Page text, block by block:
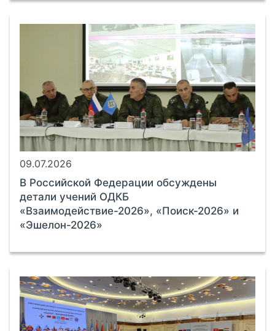
09.07.2026
В Российской Федерации обсуждены
детали учений ОДКБ
«Взаимодействие-2026», «Поиск-2026» и
«Эшелон-2026»